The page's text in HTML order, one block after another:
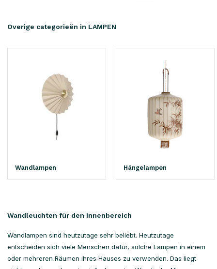
Overige categorieën in LAMPEN
Wandlampen Hängelampen
Wandleuchten für den Innenbereich
Wandlampen sind heutzutage sehr beliebt. Heutzutage
entscheiden sich viele Menschen dafür, solche Lampen in einem
oder mehreren Räumen ihres Hauses zu verwenden. Das liegt